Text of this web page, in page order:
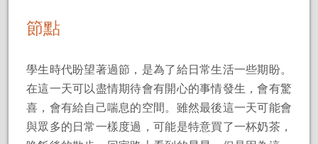
節點
學生時代盼望著過節，是為了給日常生活一些期盼。
在這一天可以盡情期待會有開心的事情發生，會有驚
喜，會有給自己喘息的空間。雖然最後這一天可能會
與眾多的日常一樣度過，可能是特意買了一杯奶茶，